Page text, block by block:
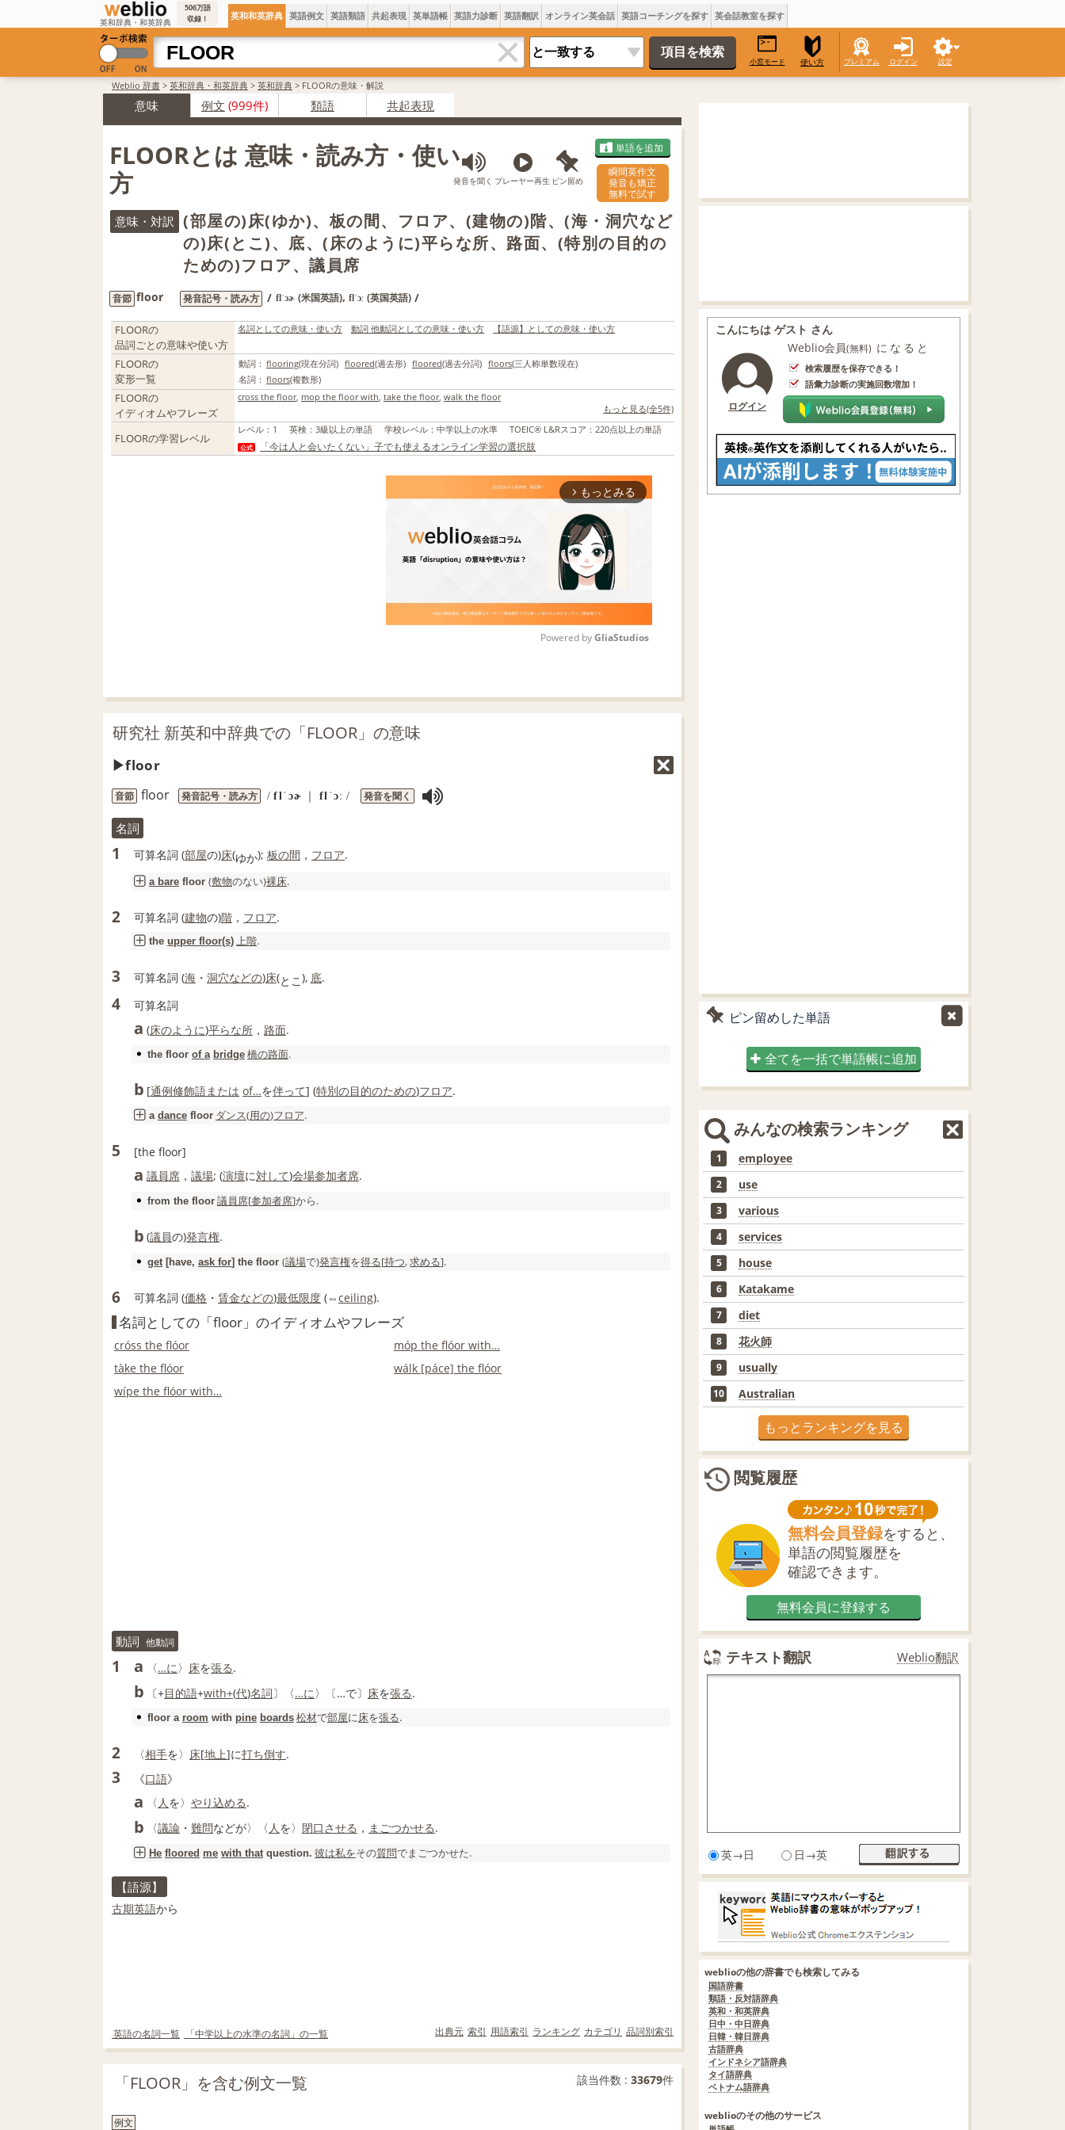
英和辞典・和英辞典
506万語
収録！
英和和英辞典 英語例文 英語類語 共起表現 英単語帳 英語力診断 英語翻訳 オンライン英会話 英語コーチングを探す 英会話教室を探す
小窓モード 使い方 プレミアム ログイン 設定
Weblio 辞書 > 英和辞典・和英辞典 > 英和辞典 > FLOORの意味・解説
意味 例文 (999件) 類語 共起表現
FLOORとは 意味・読み方・使い
方
発音を聞く プレーヤー再生 ピン留め
単語を追加
瞬間英作文
発音も矯正
無料で試す
意味・対訳
(部屋の)床(ゆか)、板の間、フロア、(建物の)階、(海・洞穴など
の)床(とこ)、底、(床のように)平らな所、路面、(特別の目的の
ための)フロア、議員席
音節 floor 発音記号・読み方 / flˈɔɚ (米国英語), flˈɔː (英国英語) /
FLOORの
品詞ごとの意味や使い方
名詞としての意味・使い方 動詞 他動詞としての意味・使い方 【語源】としての意味・使い方
FLOORの
変形一覧
動詞： flooring(現在分詞) floored(過去形) floored(過去分詞) floors(三人称単数現在)
名詞： floors(複数形)
FLOORの
イディオムやフレーズ
cross the floor, mop the floor with, take the floor, walk the floor
もっと見る(全5件)
FLOORの学習レベル
レベル ： 1 英検 ： 3級以上の単語 学校レベル ： 中学以上の水準 TOEIC® L&Rスコア ： 220点以上の単語
公式 「今は人と会いたくない」子でも使えるオンライン学習の選択肢
arrow_forward_ios もっとみる
Powered by GliaStudios
研究社 新英和中辞典での「FLOOR」の意味
floor
音節 floor 発音記号・読み方 / flˈɔɚ flˈɔː / 発音を聞く
名詞
1 可算名詞 (部屋の)床(ゆか); 板の間 ， フロア.
a bare floor (敷物のない)裸床.
2 可算名詞 (建物の)階 ， フロア.
the upper floor(s) 上階.
3 可算名詞 (海 ・ 洞穴などの)床(とこ), 底.
4 可算名詞
a (床のように)平らな所 ， 路面.
the floor of a bridge 橋の路面.
b [通例修飾語または of…を伴って] (特別の目的のための)フロア.
a dance floor ダンス(用の)フロア.
5 [the floor]
a 議員席 ， 議場; (演壇に対して)会場参加者席.
from the floor 議員 席[参加者席]から.
b (議員の)発言権.
get [have, ask for] the floor (議場で)発言権を得る[持つ,求める].
6 可算名詞 (価格 ・ 賃金などの)最低限度 (⇔ceiling).
名詞としての「floor」のイディオムやフレーズ
cróss the flóor
móp the flóor with…
tàke the flóor
wálk [páce] the flóor
wípe the flóor with…
動詞 他動詞
1 a 〈…に 〉 床を張る.
b 〔+目的語+with+(代)名詞〕〈…に 〉〔…で〕 床を張る.
floor a room with pine boards 松材で部屋に床を張る.
2 〈相手を〉 床[地上]に打ち倒す.
3 《口語》
a 〈 人を〉 やり込める.
b 〈議論 ・ 難問などが〉〈 人を〉 閉口 させる ， まごつかせる.
He floored me with that question. 彼は私をその質問でまごつかせた.
【語源】
古期英語から
英語の名詞一覧 「中学以上の水準の名詞」の一覧 出典元 索引 用語索引 ランキング カテゴリ 品詞別索引
「FLOOR」を含む例文一覧 該当件数 : 33679件
例文
こんにちは ゲスト さん
ログイン
Weblio会員(無料) になると
検索履歴を保存できる！
語彙力診断の実施回数増加！
ピン留めした単語
全てを一括で単語帳に追加
みんなの検索ランキング
1 employee
2 use
3 various
4 services
5 house
6 Katakame
7 diet
8 花火師
9 usually
10 Australian
もっとランキングを見る
閲覧履歴
無料会員登録をすると、
単語の閲覧履歴を
確認できます。
無料会員に登録する
テキスト翻訳 Weblio翻訳
英→日 日→英
weblioの他の辞書でも検索してみる
国語辞書
類語・反対語辞典
英和・和英辞典
日中・中日辞典
日韓・韓日辞典
古語辞典
インドネシア語辞典
タイ語辞典
ベトナム語辞典
weblioのその他のサービス